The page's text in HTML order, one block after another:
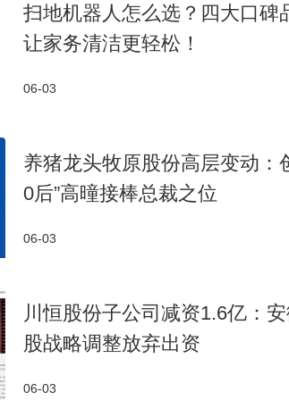
扫地机器人怎么选？四大口碑
让家务清洁更轻松！
06-03
养猪龙头牧原股份高层变动：
0后”高曈接棒总裁之位
06-03
川恒股份子公司减资1.6亿：
股战略调整放弃出资
06-03